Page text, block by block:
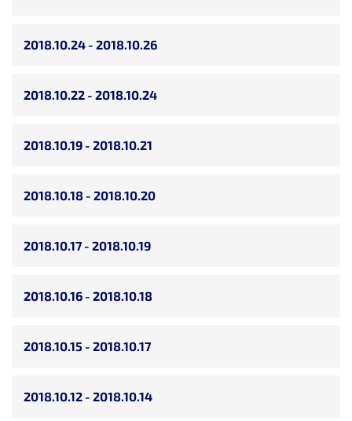
2018.10.12 - 2018.10.14
2018.10.15 - 2018.10.17
2018.10.16 - 2018.10.18
2018.10.17 - 2018.10.19
2018.10.18 - 2018.10.20
2018.10.19 - 2018.10.21
2018.10.22 - 2018.10.24
2018.10.24 - 2018.10.26